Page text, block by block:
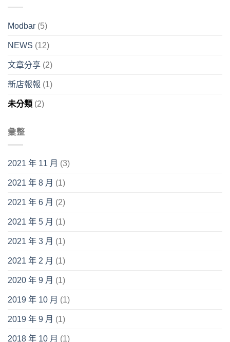
Modbar (5)
NEWS (12)
文章分享 (2)
新店報報 (1)
未分類 (2)
彙整
2021 年 11 月 (3)
2021 年 8 月 (1)
2021 年 6 月 (2)
2021 年 5 月 (1)
2021 年 3 月 (1)
2021 年 2 月 (1)
2020 年 9 月 (1)
2019 年 10 月 (1)
2019 年 9 月 (1)
2018 年 10 月 (1)